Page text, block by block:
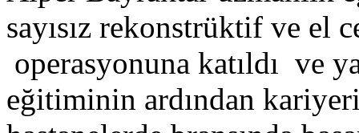
sayısız rekonstrüktif ve el
operasyonuna katıldı ve
eğitiminin ardından